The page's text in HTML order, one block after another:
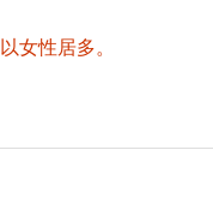
女性居多。